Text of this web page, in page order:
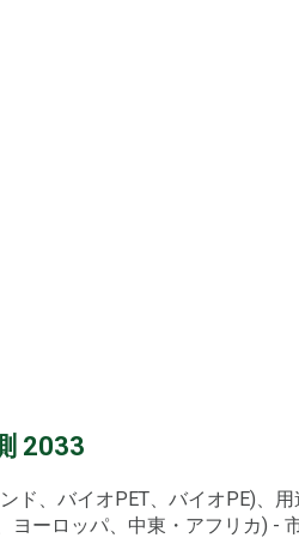
2033
、バイオPET、バイオPE)、
ーロッパ、中東・アフリカ) -